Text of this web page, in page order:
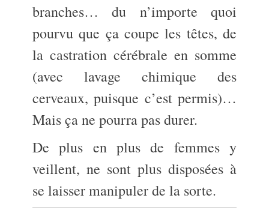
branches… du n’importe quoi
pourvu que ça coupe les têtes, de
la castration cérébrale en somme
(avec lavage chimique des
cerveaux, puisque c’est permis)…
Mais ça ne pourra pas durer.
De plus en plus de femmes y
veillent, ne sont plus disposées à
se laisser manipuler de la sorte.